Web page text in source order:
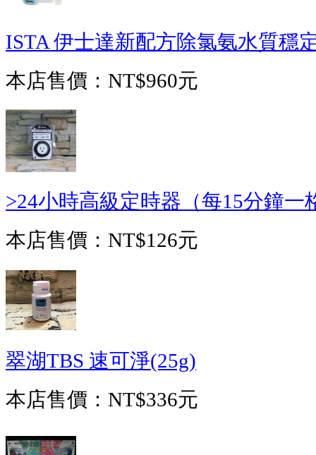
ISTA 伊士達新配方除氯氨水質穩
本店售價： NT$960元
>24小時高級定時器（每15分鐘一
本店售價： NT$126元
翠湖TBS 速可淨(25g)
本店售價： NT$336元